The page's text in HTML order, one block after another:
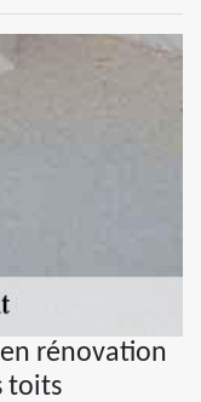
rénovation
toits